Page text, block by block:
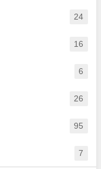
24
16
6
26
95
7